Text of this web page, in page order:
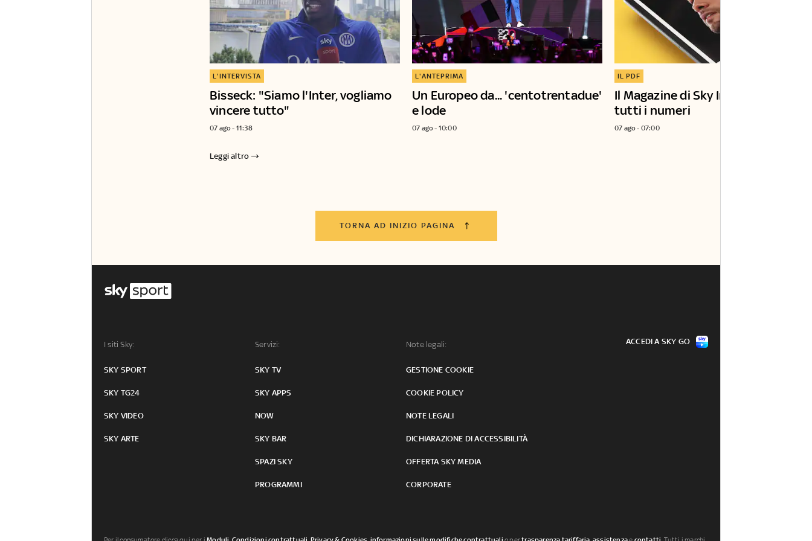
Bisseck: "Siamo l'Inter, vogliamo
vincere tutto"
L'INTERVISTA
07 ago - 11:38
Un Europeo da... 'centotrentadue'
e lode
L'ANTEPRIMA
07 ago - 10:00
Il Magazine di Sky Insider: qui
tutti i numeri
IL PDF
07 ago - 07:00
Leggi altro
TORNA AD INIZIO PAGINA
I siti Sky:
SKY SPORT
SKY TG24
SKY VIDEO
SKY ARTE
Servizi:
SKY TV
SKY APPS
NOW
SKY BAR
SPAZI SKY
PROGRAMMI
Note legali:
GESTIONE COOKIE
COOKIE POLICY
NOTE LEGALI
DICHIARAZIONE DI ACCESSIBILITÀ
OFFERTA SKY MEDIA
CORPORATE
ACCEDI A SKY GO